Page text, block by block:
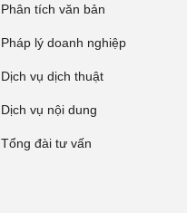
Phân tích văn bản
Pháp lý doanh nghiệp
Dịch vụ dịch thuật
Dịch vụ nội dung
Tổng đài tư vấn